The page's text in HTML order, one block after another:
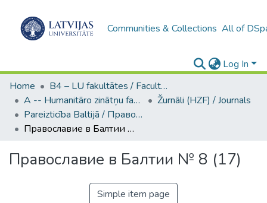
Communities & Collections All of
Log In
Home
B4 – LU fakultātes / Faculties of the UL
A -- Humanitāro zinātņu fakultāte / Faculty of Humanities
Žurnāli (HZF) / Journals
Pareizticība Baltijā / Православие в Балтии
Православие в Балтии № 8 (17)
Православие в Балтии № 8 (17)
Simple item page